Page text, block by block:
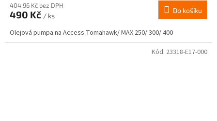
404,96 Kč bez DPH
490 Kč / ks
Do košíku
Olejová pumpa na Access Tomahawk/ MAX 250/ 300/ 400
Kód: 23318-E17-000